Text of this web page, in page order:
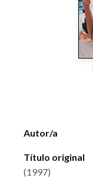
Autor/a
Título original
(1997)